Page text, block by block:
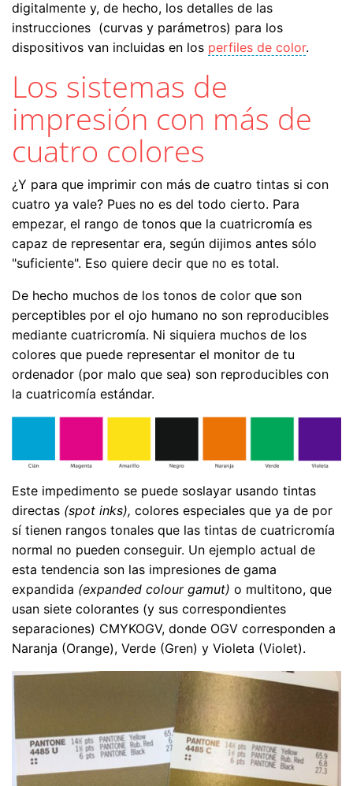
digitalmente y, de hecho, los detalles de las
instrucciones (curvas y parámetros) para los
dispositivos van incluidas en los perfiles de color.
Los sistemas de
impresión con más de
cuatro colores
¿Y para que imprimir con más de cuatro tintas si con
cuatro ya vale? Pues no es del todo cierto. Para
empezar, el rango de tonos que la cuatricromía es
capaz de representar era, según dijimos antes sólo
"suficiente". Eso quiere decir que no es total.
De hecho muchos de los tonos de color que son
perceptibles por el ojo humano no son reproducibles
mediante cuatricromía. Ni siquiera muchos de los
colores que puede representar el monitor de tu
ordenador (por malo que sea) son reproducibles con
la cuatricomía estándar.
Este impedimento se puede soslayar usando tintas
directas (spot inks), colores especiales que ya de por
sí tienen rangos tonales que las tintas de cuatricromía
normal no pueden conseguir. Un ejemplo actual de
esta tendencia son las impresiones de gama
expandida (expanded colour gamut) o multitono, que
usan siete colorantes (y sus correspondientes
separaciones) CMYKOGV, donde OGV corresponden a
Naranja (Orange), Verde (Gren) y Violeta (Violet).